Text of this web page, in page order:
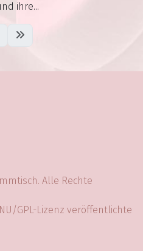
ihre...
Alle Rechte
GPL-Lizenz veröffentlichte